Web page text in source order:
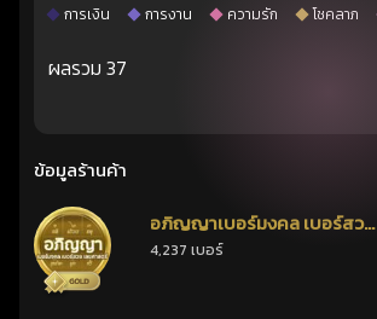
การเงิน การงาน ความรัก โชคลาภ
ผลรวม 37
ข้อมูลร้านค้า
อภิญญาเบอร์มงคล เบอร์สวย
เลขศาสตร์
4,237 เบอร์